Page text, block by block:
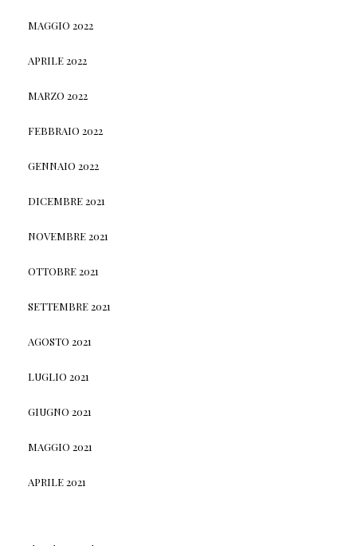
MAGGIO 2022
APRILE 2022
MARZO 2022
FEBBRAIO 2022
GENNAIO 2022
DICEMBRE 2021
NOVEMBRE 2021
OTTOBRE 2021
SETTEMBRE 2021
AGOSTO 2021
LUGLIO 2021
GIUGNO 2021
MAGGIO 2021
APRILE 2021